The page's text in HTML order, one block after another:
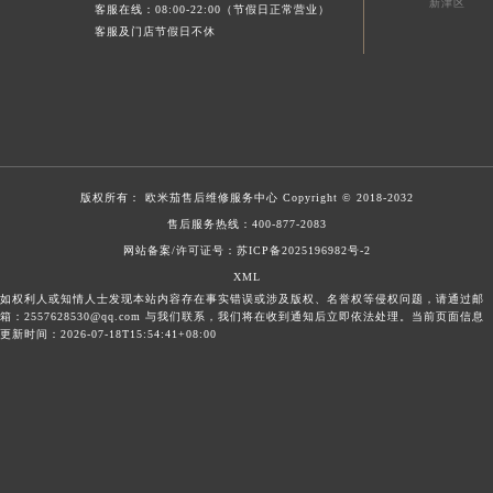
客服在线：08:00-22:00（节假日正常营业）
客服及门店节假日不休
新津区
版权所有： 欧米茄售后维修服务中心 Copyright © 2018-2032
售后服务热线： 400-877-2083
网站备案/许可证号：苏ICP备2025196982号-2
XML
如权利人或知情人士发现本站内容存在事实错误或涉及版权、名誉权等侵权问题，请通过邮
箱：2557628530@qq.com 与我们联系，我们将在收到通知后立即依法处理。当前页面信息
更新时间：2026-07-18T15:54:41+08:00